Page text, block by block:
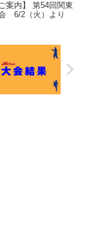
案内】 第54回関東
6/2（火）より